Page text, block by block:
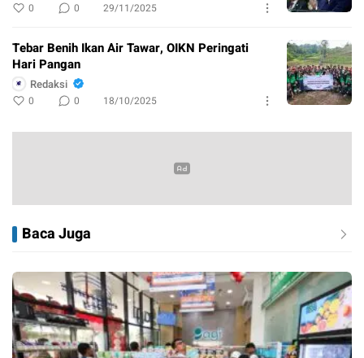
0 0 29/11/2025
Tebar Benih Ikan Air Tawar, OIKN Peringati
Hari Pangan
Redaksi
0 0 18/10/2025
Baca Juga